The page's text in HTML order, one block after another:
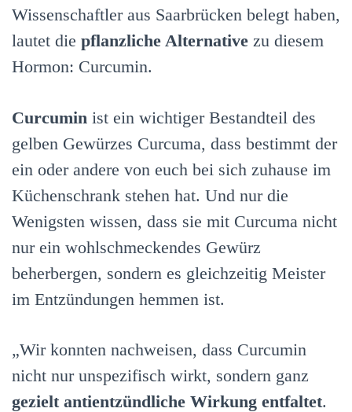
Wissenschaftler aus Saarbrücken belegt haben,
lautet die pflanzliche Alternative zu diesem
Hormon: Curcumin.
Curcumin ist ein wichtiger Bestandteil des
gelben Gewürzes Curcuma, dass bestimmt der
ein oder andere von euch bei sich zuhause im
Küchenschrank stehen hat. Und nur die
Wenigsten wissen, dass sie mit Curcuma nicht
nur ein wohlschmeckendes Gewürz
beherbergen, sondern es gleichzeitig Meister
im Entzündungen hemmen ist.
„Wir konnten nachweisen, dass Curcumin
nicht nur unspezifisch wirkt, sondern ganz
gezielt antientzündliche Wirkung entfaltet.